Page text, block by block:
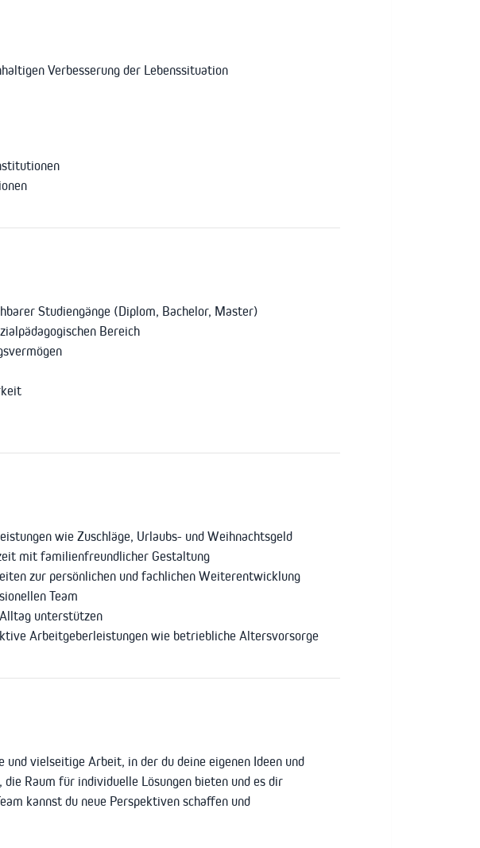
Verbesserung der Lebenssituation
Studiengänge (Diplom, Bachelor, Master)
Bereich
wie Zuschläge, Urlaubs- und Weihnachtsgeld
mit familienfreundlicher Gestaltung
zur persönlichen und fachlichen Weiterentwicklung
Team
unterstützen
Arbeitgeberleistungen wie betriebliche Altersvorsorge
vielseitige Arbeit, in der du deine eigenen Ideen und
Raum für individuelle Lösungen bieten und es dir
kannst du neue Perspektiven schaffen und